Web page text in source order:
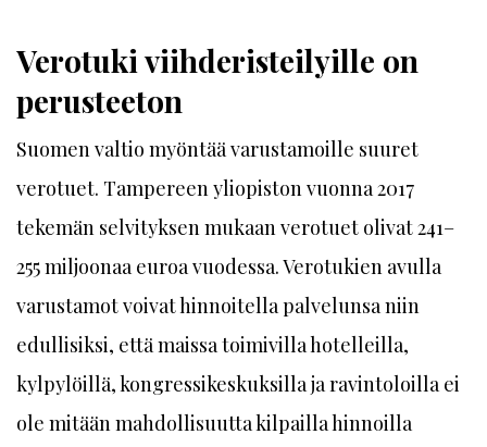
Verotuki viihderisteilyille on
perusteeton
Suomen valtio myöntää varustamoille suuret
verotuet. Tampereen yliopiston vuonna 2017
tekemän selvityksen mukaan verotuet olivat 241–
255 miljoonaa euroa vuodessa. Verotukien avulla
varustamot voivat hinnoitella palvelunsa niin
edullisiksi, että maissa toimivilla hotelleilla,
kylpylöillä, kongressikeskuksilla ja ravintoloilla ei
ole mitään mahdollisuutta kilpailla hinnoilla